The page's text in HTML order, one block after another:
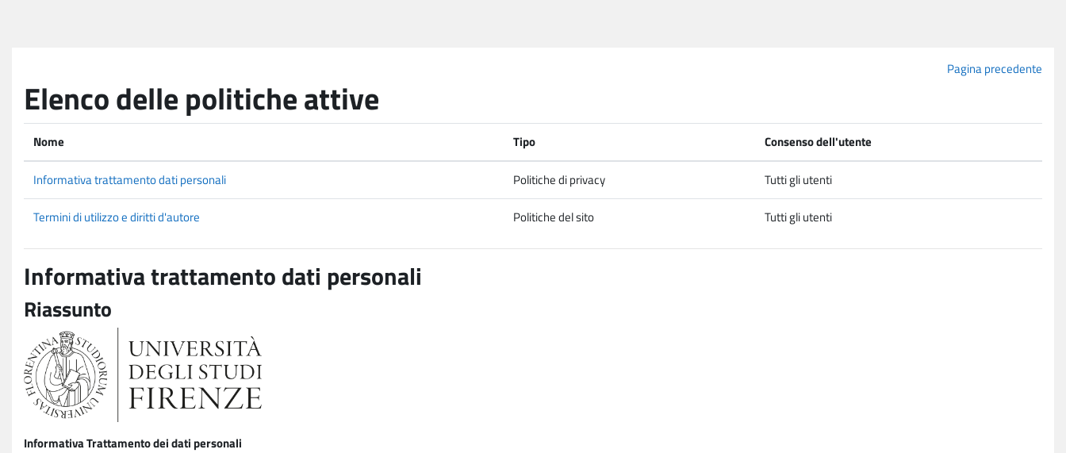
Pagina precedente
Elenco delle politiche attive
Nome Tipo Consenso dell'utente
Informativa trattamento dati personali Politiche di privacy Tutti gli utenti
Termini di utilizzo e diritti d'autore Politiche del sito Tutti gli utenti
Informativa trattamento dati personali
Riassunto
Informativa Trattamento dei dati personali